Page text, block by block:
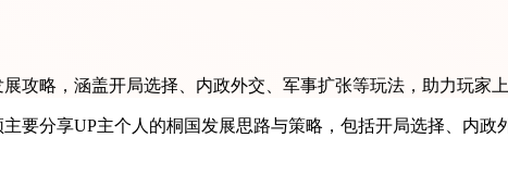
攻略，涵盖开局选择、内政外交、军事扩张等玩法，助力玩家上
要分享UP主个人的桐国发展思路与策略，包括开局选择、内